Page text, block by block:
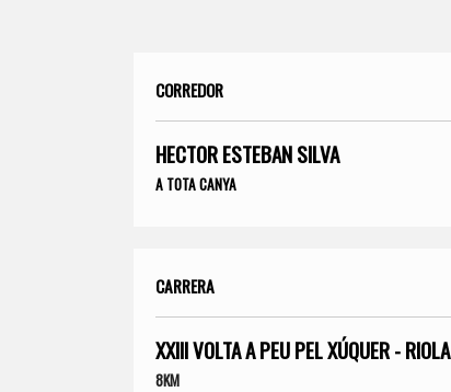
CORREDOR
HECTOR ESTEBAN SILVA
A TOTA CANYA
CARRERA
XXIII VOLTA A PEU PEL XÚQUER - RIOLA
8KM